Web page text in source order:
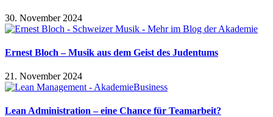
30. November 2024
Ernest Bloch – Musik aus dem Geist des Judentums
21. November 2024
Lean Administration – eine Chance für Teamarbeit?